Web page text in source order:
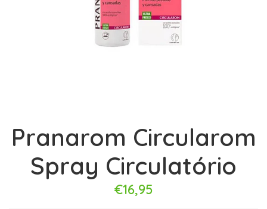
Pranarom Circularom
Spray Circulatório
€16,95